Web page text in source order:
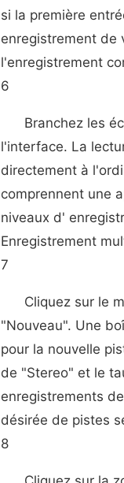
si la première
enregistrement de
l'enregistrement
6
Branchez les
l'interface. La
directement à
comprennent une
niveaux d'
Enregistrement
7
Cliquez sur le
"Nouveau". Une
pour la nouvelle
de "Stereo" et le
enregistrements
désirée de pistes
8